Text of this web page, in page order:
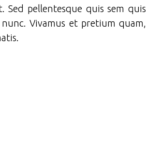
pellentesque quis sem quis
Vivamus et pretium quam,